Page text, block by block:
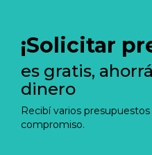
¡Solicitar
es gratis,
dinero
Recibí varios
compromiso.